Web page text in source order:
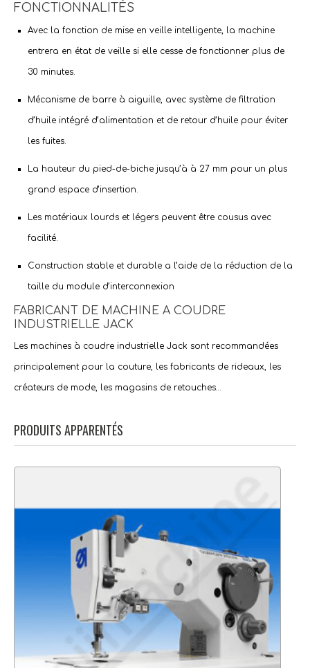
FONCTIONNALITÉS
Avec la fonction de mise en veille intelligente, la machine
entrera en état de veille si elle cesse de fonctionner plus de
30 minutes.
Mécanisme de barre à aiguille, avec système de filtration
d’huile intégré d’alimentation et de retour d’huile pour éviter
les fuites.
La hauteur du pied-de-biche jusqu’à à 27 mm pour un plus
grand espace d’insertion.
Les matériaux lourds et légers peuvent être cousus avec
facilité.
Construction stable et durable a l’aide de la réduction de la
taille du module d’interconnexion
FABRICANT DE MACHINE A COUDRE
INDUSTRIELLE JACK
Les machines à coudre industrielle Jack sont recommandées
principalement pour la couture, les fabricants de rideaux, les
créateurs de mode, les magasins de retouches…
PRODUITS APPARENTÉS